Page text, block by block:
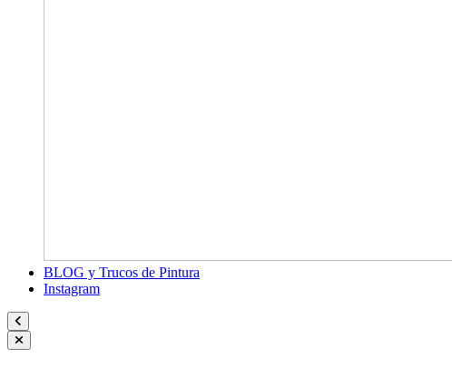
BLOG y Trucos de Pintura
Instagram